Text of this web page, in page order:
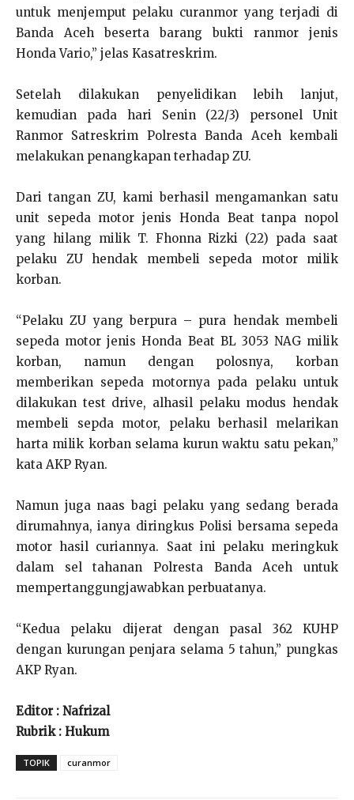
untuk menjemput pelaku curanmor yang terjadi di
Banda Aceh beserta barang bukti ranmor jenis
Honda Vario,” jelas Kasatreskrim.
Setelah dilakukan penyelidikan lebih lanjut,
kemudian pada hari Senin (22/3) personel Unit
Ranmor Satreskrim Polresta Banda Aceh kembali
melakukan penangkapan terhadap ZU.
Dari tangan ZU, kami berhasil mengamankan satu
unit sepeda motor jenis Honda Beat tanpa nopol
yang hilang milik T. Fhonna Rizki (22) pada saat
pelaku ZU hendak membeli sepeda motor milik
korban.
“Pelaku ZU yang berpura – pura hendak membeli
sepeda motor jenis Honda Beat BL 3053 NAG milik
korban, namun dengan polosnya, korban
memberikan sepeda motornya pada pelaku untuk
dilakukan test drive, alhasil pelaku modus hendak
membeli sepda motor, pelaku berhasil melarikan
harta milik korban selama kurun waktu satu pekan,”
kata AKP Ryan.
Namun juga naas bagi pelaku yang sedang berada
dirumahnya, ianya diringkus Polisi bersama sepeda
motor hasil curiannya. Saat ini pelaku meringkuk
dalam sel tahanan Polresta Banda Aceh untuk
mempertanggungjawabkan perbuatanya.
“Kedua pelaku dijerat dengan pasal 362 KUHP
dengan kurungan penjara selama 5 tahun,” pungkas
AKP Ryan.
Editor : Nafrizal
Rubrik : Hukum
TOPIK curanmor